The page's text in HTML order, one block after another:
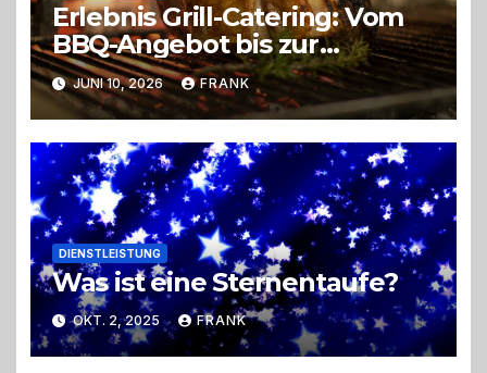
Erlebnis Grill-Catering: Vom
BBQ-Angebot bis zur
perfekten Eventorganisation
Trend zu Outdoor-Events,
Erlebnisgastronomie und
Live-Cooking
JUNI 10, 2026 FRANK
DIENSTLEISTUNG
Was ist eine Sternentaufe?
OKT. 2, 2025 FRANK